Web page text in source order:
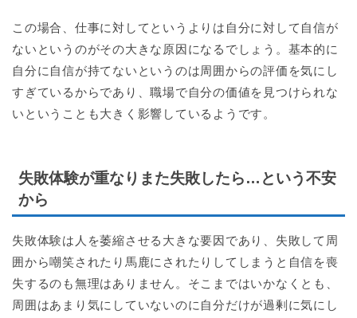
この場合、仕事に対してというよりは自分に対して自信が
ないというのがその大きな原因になるでしょう。基本的に
自分に自信が持てないというのは周囲からの評価を気にし
すぎているからであり、職場で自分の価値を見つけられな
いということも大きく影響しているようです。
失敗体験が重なりまた失敗したら…という不安
から
失敗体験は人を萎縮させる大きな要因であり、失敗して周
囲から嘲笑されたり馬鹿にされたりしてしまうと自信を喪
失するのも無理はありません。そこまではいかなくとも、
周囲はあまり気にしていないのに自分だけが過剰に気にし